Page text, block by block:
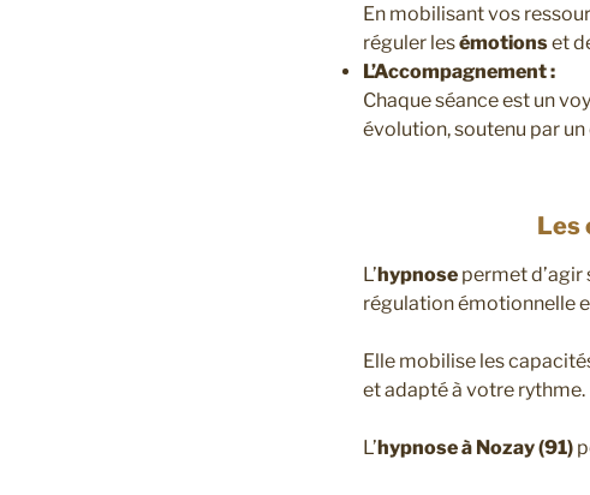
En mobilisant vos
réguler lesémotionset
L’Accompagnement :
Chaque séance est un
évolution, soutenu par
Les
L’hypnose permet
régulation émotionnelle
Elle mobilise les
et adapté à votre rythme.
L’hypnose à Nozay (91)